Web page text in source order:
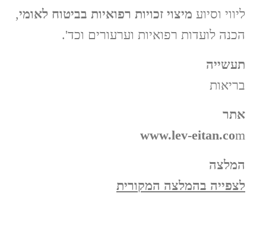
ליווי וסיוע מיצוי זכויות רפואיות בביטוח לאומי,
הכנה לועדות רפואיות וערעורים וכד'.
תעשייה
בריאות
אתר
www.lev-eitan.com
המלצה
לצפייה בהמלצה המקורית